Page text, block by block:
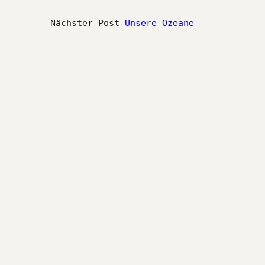
Nächster Post Unsere Ozeane